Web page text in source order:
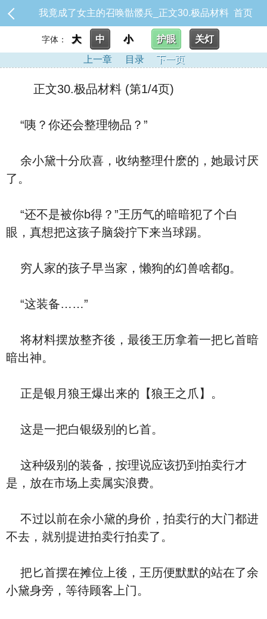
我竟成了女主的召唤骷髅兵_正文30.极品材料 首页
字体： 大 中 小 护眼
关灯
上一章
目录 下一页
正文30.极品材料 (第1/4页)
“咦？你还会整理物品？”
余小黛十分欣喜，收纳整理什麽的，她最讨厌
了。
“还不是被你b得？”王历气的暗暗犯了个白
眼，真想把这孩子脑袋拧下来当球踢。
穷人家的孩子早当家，懒狗的幻兽啥都g。
“这装备……”
将材料摆放整齐後，最後王历拿着一把匕首暗
暗出神。
正是银月狼王爆出来的【狼王之爪】。
这是一把白银级别的匕首。
这种级别的装备，按理说应该扔到拍卖行才
是，放在市场上卖属实浪费。
不过以前在余小黛的身价，拍卖行的大门都进
不去，就别提进拍卖行拍卖了。
把匕首摆在摊位上後，王历便默默的站在了余
小黛身旁，等待顾客上门。